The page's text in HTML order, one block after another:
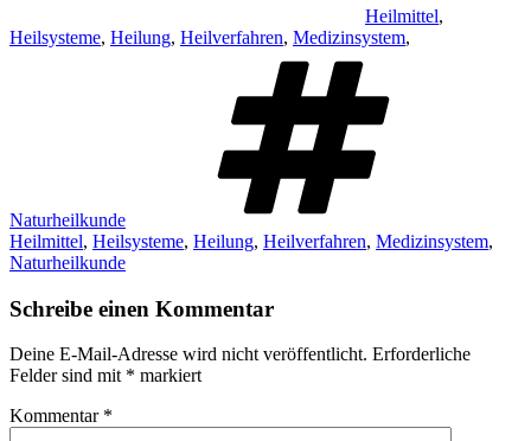
Heilmittel,
Heilsysteme, Heilung, Heilverfahren, Medizinsystem,
Naturheilkunde
Heilmittel, Heilsysteme, Heilung, Heilverfahren, Medizinsystem,
Naturheilkunde
Schreibe einen Kommentar
Deine E-Mail-Adresse wird nicht veröffentlicht. Erforderliche
Felder sind mit * markiert
Kommentar *